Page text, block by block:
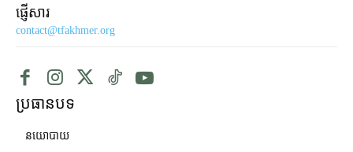
ផ្ញើសារ
contact@tfakhmer.org
ប្រធានបទ
នយោបាយ